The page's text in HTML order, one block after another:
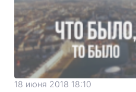
18 июня 2018 18:10